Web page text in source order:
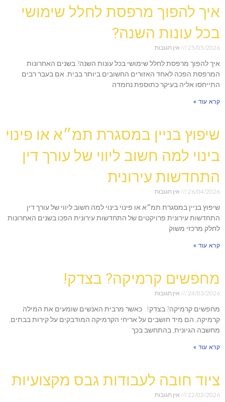
איך להפוך מרפסת לחלל שימושי
בכל עונות השנה?
25/05/2026 אין תגובות
איך להפוך מרפסת לחלל שימושי בכל עונות השנה? בשנים האחרונות
המרפסת הפכה לאחד האזורים החשובים ביותר בבית. אם בעבר רבים
התייחסו אליה בעיקר כתוספת נחמדה
קרא עוד »
שיפוץ בניין במסגרת תמ״א או פינוי
בינוי למה חשוב ליווי של עורך דין
התחדשות עירונית
26/04/2026 אין תגובות
שיפוץ בניין במסגרת תמ״א או פינוי בינוי למה חשוב ליווי של עורך דין
התחדשות עירונית פרויקטים של התחדשות עירונית הפכו בשנים האחרונות
לחלק מרכזי משוק
קרא עוד »
מחפשים קרמיקה? בצדק!
24/03/2026 אין תגובות
מחפשים קרמיקה? בצדק! כאשר מרבית האנשים שומעים את המילה
קרמיקה, הם מיד חושבים על אריחי הקרמיקה המודבקים על קירות בבתים.
מחשבה הגיונית, בהתחשב בכך
קרא עוד »
ציוד חובה לעבודות גבס מקצועיות
22/02/2026 אין תגובות